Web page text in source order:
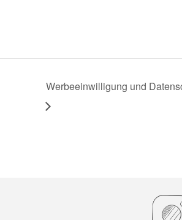
Werbeeinwilligung und